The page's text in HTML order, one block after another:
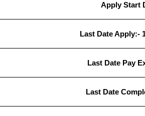
Apply Start
Last Date Apply:-
Last Date Pay
Last Date